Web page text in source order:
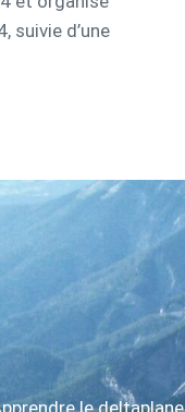
suivie d’une
le deltaplane